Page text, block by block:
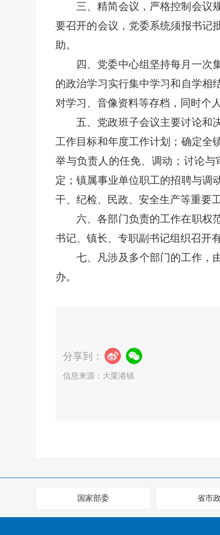
三、精简会议，严格控制会议
要召开的会议，党委系统须报书记
助。
四、 党委中心组坚持每月一次
的政治学习实行集中学习和自学相
对学习、音像资料等存档，同时个
五、 党政班子会议主要讨论和
工作目标和年度工作计划；确定全
举与负责人的任免、调动；讨论
定；镇属事业单位职工的招聘与调
干、纪检、民政、安全生产等重要
六、各部门负责的工作在职权
书记、镇长、专职副书记组织召开
七、
凡涉及多个部门的工作，
办。
分享到：
信息来源：大栗港镇
国家部委 省市